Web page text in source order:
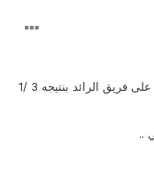
استطاع العنابي عصر هذا اليوم في بريده الفوز على فريق الرائد بنتيجه 3 /1
..